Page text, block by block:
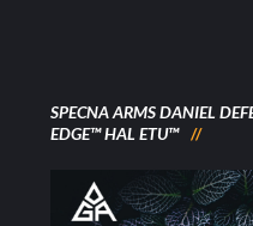
SPECNA ARMS DANIEL
EDGE™ HAL ETU™